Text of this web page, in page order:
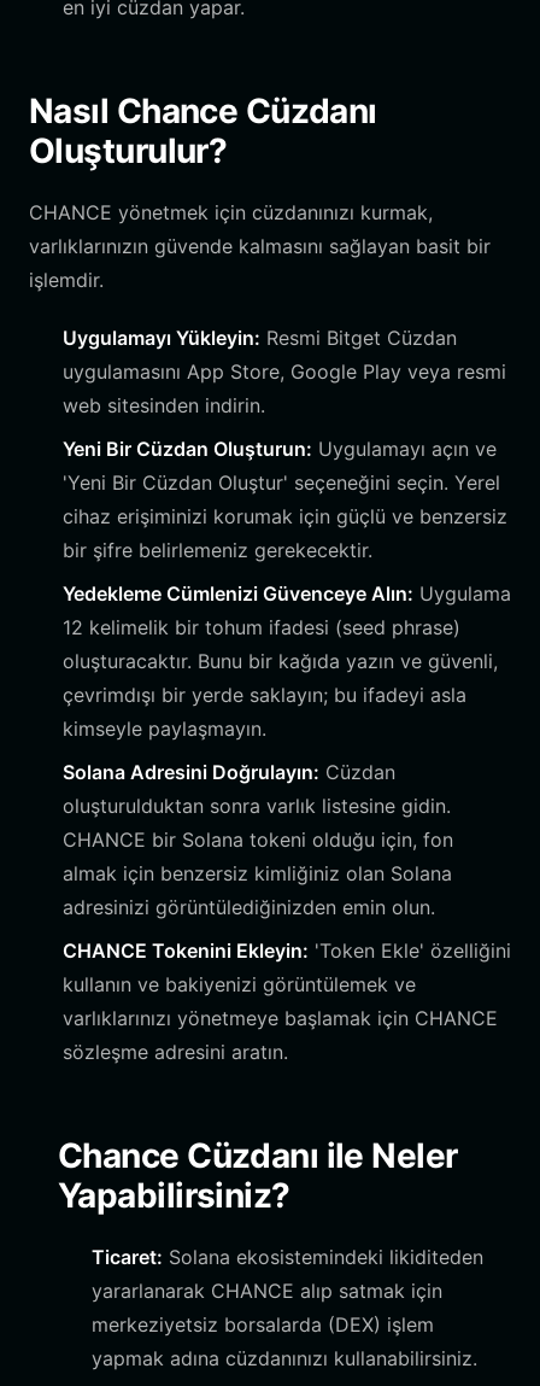
en iyi cüzdan yapar.
Nasıl Chance Cüzdanı
Oluşturulur?
CHANCE yönetmek için cüzdanınızı kurmak,
varlıklarınızın güvende kalmasını sağlayan basit bir
işlemdir.
Uygulamayı Yükleyin: Resmi Bitget Cüzdan
uygulamasını App Store, Google Play veya resmi
web sitesinden indirin.
Yeni Bir Cüzdan Oluşturun: Uygulamayı açın ve
'Yeni Bir Cüzdan Oluştur' seçeneğini seçin. Yerel
cihaz erişiminizi korumak için güçlü ve benzersiz
bir şifre belirlemeniz gerekecektir.
Yedekleme Cümlenizi Güvenceye Alın: Uygulama
12 kelimelik bir tohum ifadesi (seed phrase)
oluşturacaktır. Bunu bir kağıda yazın ve güvenli,
çevrimdışı bir yerde saklayın; bu ifadeyi asla
kimseyle paylaşmayın.
Solana Adresini Doğrulayın: Cüzdan
oluşturulduktan sonra varlık listesine gidin.
CHANCE bir Solana tokeni olduğu için, fon
almak için benzersiz kimliğiniz olan Solana
adresinizi görüntülediğinizden emin olun.
CHANCE Tokenini Ekleyin: 'Token Ekle' özelliğini
kullanın ve bakiyenizi görüntülemek ve
varlıklarınızı yönetmeye başlamak için CHANCE
sözleşme adresini aratın.
Chance Cüzdanı ile Neler
Yapabilirsiniz?
Ticaret: Solana ekosistemindeki likiditeden
yararlanarak CHANCE alıp satmak için
merkeziyetsiz borsalarda (DEX) işlem
yapmak adına cüzdanınızı kullanabilirsiniz.